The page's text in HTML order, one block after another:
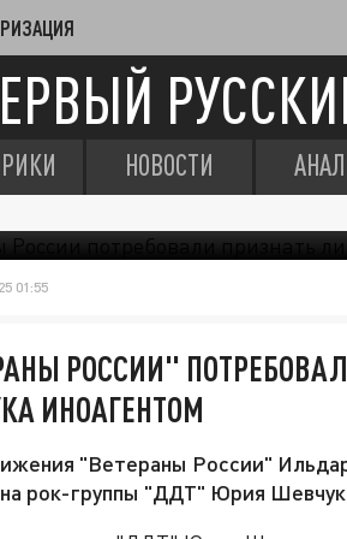
НОВОСТИ
01:55
РОССИИ"
ИНОАГЕНТОМ
"Ветераны России"
рок-группы "ДДТ" Юрия